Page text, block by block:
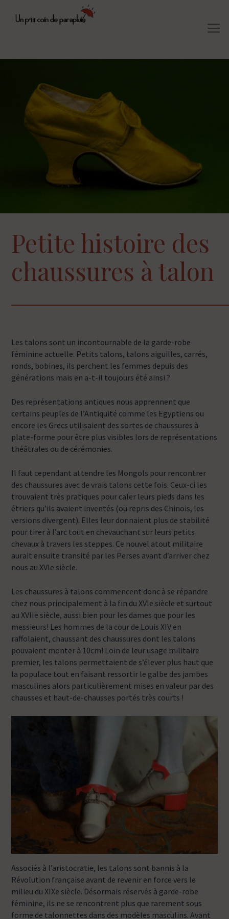
Petite histoire des
chaussures à talon
Les talons sont un incontournable de la garde-robe
féminine actuelle. Petits talons, talons aiguilles, carrés,
ronds, bobines, ils perchent les femmes depuis des
générations mais en a-t-il toujours été ainsi ?
Des représentations antiques nous apprennent que
certains peuples de l’Antiquité comme les Egyptiens ou
encore les Grecs utilisaient des sortes de chaussures à
plate-forme pour être plus visibles lors de représentations
théâtrales ou de cérémonies.
Il faut cependant attendre les Mongols pour rencontrer
des chaussures avec de vrais talons cette fois. Ceux-ci les
trouvaient très pratiques pour caler leurs pieds dans les
étriers qu’ils avaient inventés (ou repris des Chinois, les
versions divergent). Elles leur donnaient plus de stabilité
pour tirer à l’arc tout en chevauchant sur leurs petits
chevaux à travers les steppes. Ce nouvel atout militaire
aurait ensuite transité par les Perses avant d’arriver chez
nous au XVIe siècle.
Les chaussures à talons commencent donc à se répandre
chez nous principalement à la fin du XVIe siècle et surtout
au XVIIe siècle, aussi bien pour les dames que pour les
messieurs! Les hommes de la cour de Louis XIV en
raffolaient, chaussant des chaussures dont les talons
pouvaient monter à 10cm! Loin de leur usage militaire
premier, les talons permettaient de s’élever plus haut que
la populace tout en faisant ressortir le galbe des jambes
masculines alors particulièrement mises en valeur par des
chausses et haut-de-chausses portés très courts !
Associés à l’aristocratie, les talons sont bannis à la
Révolution française avant de revenir en force vers le
milieu du XIXe siècle. Désormais réservés à garde-robe
féminine, ils ne se rencontrent plus que rarement sous
forme de talonnettes dans des modèles masculins. Avant